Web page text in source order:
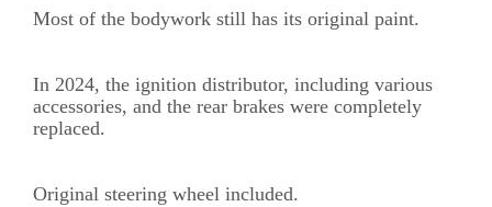
Most of the bodywork still has its original paint.
In 2024, the ignition distributor, including various
accessories, and the rear brakes were completely
replaced.
Original steering wheel included.